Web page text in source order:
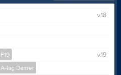
v.18
v.19
F19
A-lag Damer